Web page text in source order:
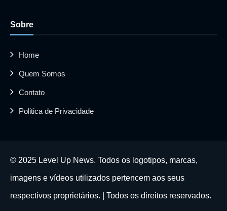
Sobre
Home
Quem Somos
Contato
Politica de Privacidade
© 2025 Level Up News. Todos os logotipos, marcas,
imagens e vídeos utilizados pertencem aos seus
respectivos proprietários. | Todos os direitos reservados.